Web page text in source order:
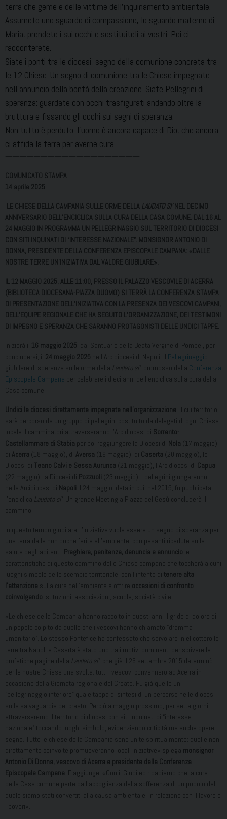
terra che geme e delle vittime dell’inquinamento ambientale.
Assumete uno sguardo di compassione, lo sguardo materno di
Maria, prendete i sui occhi e sostituiteli ai vostri. Poi ci
racconterete.
Siate i ponti tra le diocesi, segno della comunione concreta tra
le 12 Chiese. Un segno di comunione tra le Chiese impegnate
nell’annuncio della bontà della creazione. Siate Pellegrini di
speranza: guardate con occhi trasfigurati andando oltre la
bruttura e fissando gli occhi sui segni di speranza.
Non tutto è perduto: l’uomo è ancora capace di Dio, che ancora
ci affida la terra per averne cura.
COMUNICATO STAMPA
14 aprile 2025
LE CHIESE DELLA CAMPANIA SULLE ORME DELLA LAUDATO SI’ NEL DECIMO
ANNIVERSARIO DELL’ENCICLICA SULLA CURA DELLA CASA COMUNE. DAL 16 AL
24 MAGGIO IN PROGRAMMA UN PELLEGRINAGGIO SUL TERRITORIO DI DIOCESI
CON SITI INQUINATI DI “INTERESSE NAZIONALE”. MONSIGNOR ANTONIO DI
DONNA, PRESIDENTE DELLA CONFERENZA EPISCOPALE CAMPANA: «DALLE
NOSTRE TERRE UN’INIZIATIVA DAL VALORE GIUBILARE».
IL 12 MAGGIO 2025, ALLE 11:00, PRESSO IL PALAZZO VESCOVILE DI ACERRA
(BIBLIOTECA DIOCESANA-PIAZZA DUOMO) SI TERRÀ LA CONFERENZA STAMPA
DI PRESENTAZIONE DELL’INIZIATIVA CON LA PRESENZA DEI VESCOVI CAMPANI,
DELL’EQUIPE REGIONALE CHE HA SEGUITO L’ORGANIZZAZIONE, DEI TESTIMONI
DI IMPEGNO E SPERANZA CHE SARANNO PROTAGONISTI DELLE UNDICI TAPPE.
Inizierà il 16 maggio 2025, dal Santuario della Beata Vergine di Pompei, per
concludersi, il 24 maggio 2025 nell’Arcidiocesi di Napoli, il Pellegrinaggio
giubilare di speranza sulle orme della Laudato si’ , promosso dalla Conferenza
Episcopale Campana per celebrare i dieci anni dell’enciclica sulla cura della
Casa comune.
Undici le diocesi direttamente impegnate nell’organizzazione, il cui territorio
sarà percorso da un gruppo di pellegrini costituito da delegati di ogni Chiesa
locale. I camminatori attraverseranno l’Arcidiocesi di Sorrento-
Castellammare di Stabia per poi raggiungere la Diocesi di Nola (17 maggio),
di Acerra (18 maggio), di Aversa (19 maggio), di Caserta (20 maggio), le
Diocesi di
Teano Calvi e Sessa Aurunca (21 maggio), l’Arcidiocesi di Capua
(22 maggio), la Diocesi di Pozzuoli (23 maggio). I pellegrini giungeranno
nella Arcidiocesi di Napoli il 24 maggio, data in cui, nel 2015, fu pubblicata
l’enciclica Laudato si’
. Un grande Meeting a Piazza del Gesù concluderà il
cammino.
In questo tempo giubilare, l’iniziativa vuole essere un segno di speranza per
una terra dalle non poche ferite all’ambiente, con pesanti ricadute sulla
salute degli abitanti. Preghiera, penitenza, denuncia e annuncio le
caratteristiche di questo cammino delle Chiese campane che toccherà alcuni
luoghi simbolo dello scempio territoriale, con l’intento di tenere alta
l’attenzione sulla cura dell’ambiente e offrire occasioni di confronto
coinvolgendo istituzioni, associazioni, scuole, società civile.
«Le chiese della Campania hanno raccolto in questi anni il grido di dolore di
un popolo colpito da quello che i vescovi hanno chiamato “dramma
umanitario”. Lo stesso Pontefice ha confessato che sorvolare in elicottero le
terre tra Napoli e Caserta è stato uno tra i motivi dominanti per scrivere le
profetiche pagine della Laudato si’ , che già il 26 settembre 2015 determinò
per le nostre Chiese una svolta: tutti i vescovi convennero ad Acerra in
occasione della Giornata regionale del Creato. Fu già quello un
“pellegrinaggio interiore” quale tappa di sintesi di un percorso nelle diocesi
sulla salvaguardia del creato. Perciò a maggio prossimo, per sette giorni,
attraverseremo il territorio di diocesi con siti inquinati di “interesse
nazionale” toccando luoghi simbolo, evidenziando criticità ma anche opere
segno. Tutte le chiese della Campania sono unite spiritualmente: quelle non
direttamente coinvolte promuoveranno locali iniziative» spiega monsignor
Antonio Di Donna, vescovo di Acerra e presidente della Conferenza
Episcopale Campana . E aggiunge: «Con il Giubileo ribadiamo che la cura
della Casa comune parte dall’accoglienza della sofferenza di un popolo dal
quale siamo stati convertiti alla causa ambientale, in relazione con il lavoro e
i poveri».